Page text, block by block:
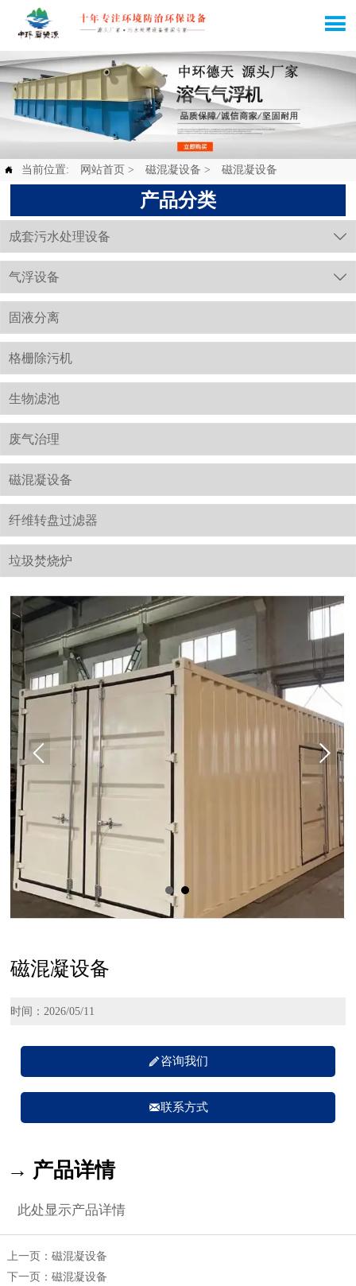

 当前位置: 网站首页 > 磁混凝设备 > 磁混凝设备
产品分类
成套污水处理设备 
气浮设备 
固液分离
格栅除污机
生物滤池
废气治理
磁混凝设备
纤维转盘过滤器
垃圾焚烧炉
磁混凝设备
时间：2026/05/11
咨询我们
联系方式
→ 产品详情
此处显示产品详情
上一页： 磁混凝设备
下一页： 磁混凝设备